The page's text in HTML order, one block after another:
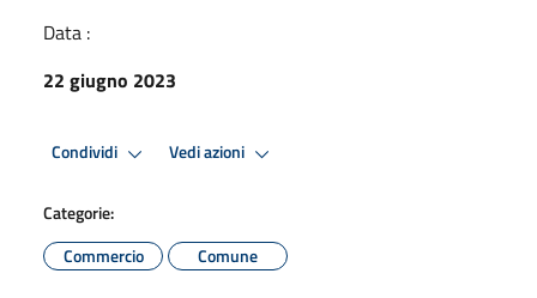
Data :
22 giugno 2023
Condividi Vedi azioni
Categorie:
Commercio
Comune